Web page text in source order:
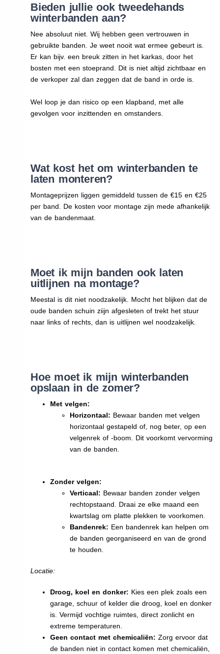
Bieden jullie ook tweedehands
winterbanden aan?
Nee absoluut niet. Wij hebben geen vertrouwen in
gebruikte banden. Je weet nooit wat ermee gebeurt is.
Er kan bijv. een breuk zitten in het karkas, door het
bosten met een stoeprand. Dit is niet altijd zichtbaar en
de verkoper zal dan zeggen dat de band in orde is.
Wel loop je dan risico op een klapband, met alle
gevolgen voor inzittenden en omstanders.
Wat kost het om winterbanden te
laten monteren?
Montageprijzen liggen gemiddeld tussen de €15 en €25
per band. De kosten voor montage zijn mede afhankelijk
van de bandenmaat.
Moet ik mijn banden ook laten
uitlijnen na montage?
Meestal is dit niet noodzakelijk. Mocht het blijken dat de
oude banden schuin ziijn afgesleten of trekt het stuur
naar links of rechts, dan is uitlijnen wel noodzakelijk.
Hoe moet ik mijn winterbanden
opslaan in de zomer?
Met velgen:
Horizontaal: Bewaar banden met velgen
horizontaal gestapeld of, nog beter, op een
velgenrek of -boom. Dit voorkomt vervorming
van de banden.
Zonder velgen:
Verticaal: Bewaar banden zonder velgen
rechtopstaand. Draai ze elke maand een
kwartslag om platte plekken te voorkomen.
Bandenrek: Een bandenrek kan helpen om
de banden georganiseerd en van de grond
te houden.
Locatie:
Droog, koel en donker: Kies een plek zoals een
garage, schuur of kelder die droog, koel en donker
is. Vermijd vochtige ruimtes, direct zonlicht en
extreme temperaturen.
Geen contact met chemicaliën: Zorg ervoor dat
de banden niet in contact komen met chemicaliën,